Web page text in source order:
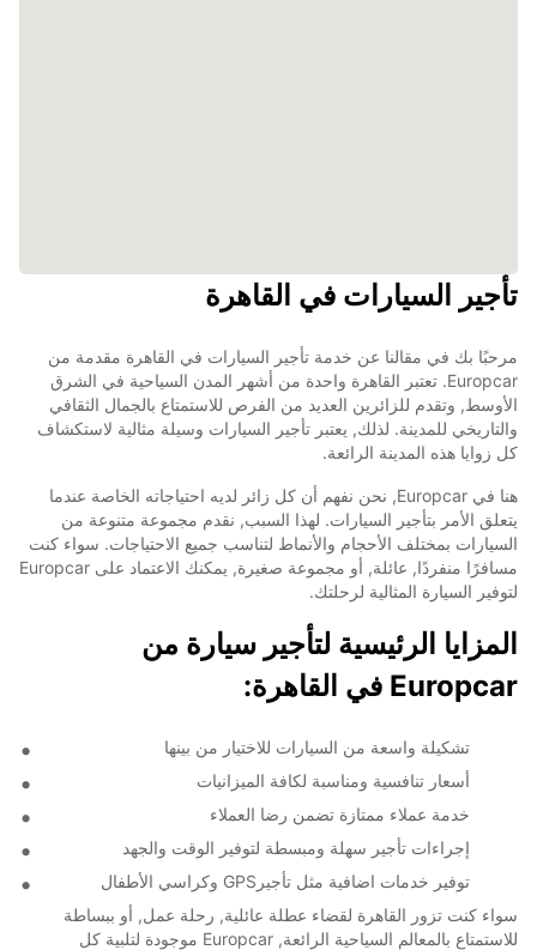
تأجير السيارات في القاهرة
مرحبًا بك في مقالنا عن خدمة تأجير السيارات في القاهرة مقدمة من
Europcar. تعتبر القاهرة واحدة من أشهر المدن السياحية في الشرق
الأوسط, وتقدم للزائرين العديد من الفرص للاستمتاع بالجمال الثقافي
والتاريخي للمدينة. لذلك, يعتبر تأجير السيارات وسيلة مثالية لاستكشاف
كل زوايا هذه المدينة الرائعة.
هنا في Europcar, نحن نفهم أن كل زائر لديه احتياجاته الخاصة عندما
يتعلق الأمر بتأجير السيارات. لهذا السبب, نقدم مجموعة متنوعة من
السيارات بمختلف الأحجام والأنماط لتناسب جميع الاحتياجات. سواء كنت
مسافرًا منفردًا, عائلة, أو مجموعة صغيرة, يمكنك الاعتماد على Europcar
لتوفير السيارة المثالية لرحلتك.
المزايا الرئيسية لتأجير سيارة من
Europcar في القاهرة:
تشكيلة واسعة من السيارات للاختيار من بينها
أسعار تنافسية ومناسبة لكافة الميزانيات
خدمة عملاء ممتازة تضمن رضا العملاء
إجراءات تأجير سهلة ومبسطة لتوفير الوقت والجهد
توفير خدمات اضافية مثل تأجيرGPS وكراسي الأطفال
سواء كنت تزور القاهرة لقضاء عطلة عائلية, رحلة عمل, أو ببساطة
للاستمتاع بالمعالم السياحية الرائعة, Europcar موجودة لتلبية كل